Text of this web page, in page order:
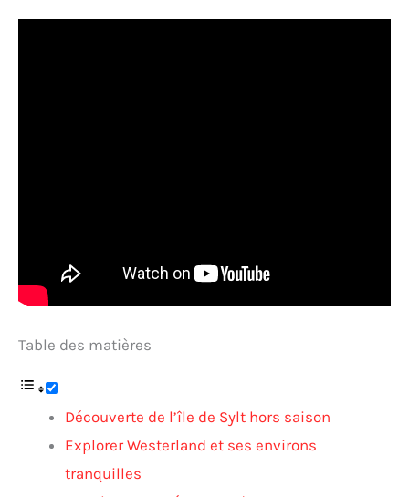
Table des matières
Découverte de l’île de Sylt hors saison
Explorer Westerland et ses environs
tranquilles